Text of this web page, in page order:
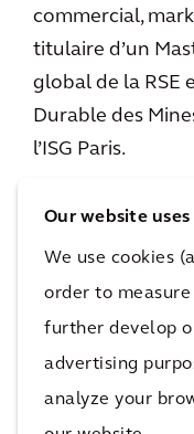
Our website uses
We use cookies
order to
further develop
advertising
analyze your
commercial,
titulaire d’un
global de la RSE
Durable des
l’ISG Paris.
Fort d’une
Responsable
développer les
Avant de
l’ingénierie et